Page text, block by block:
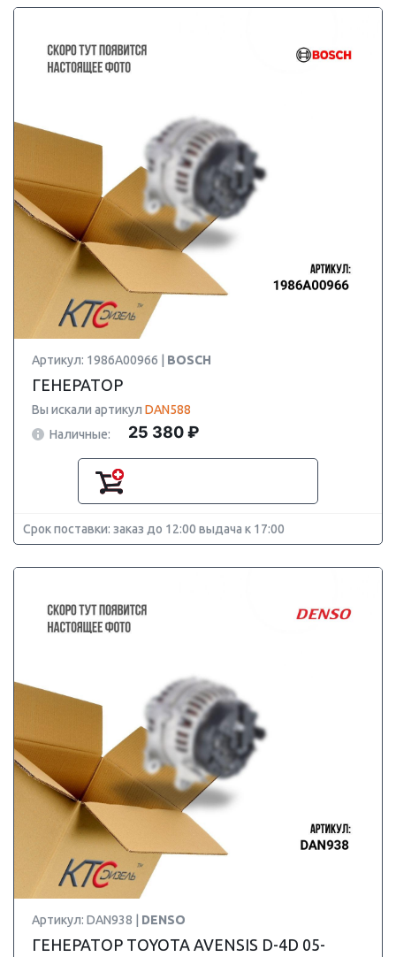
Артикул: 1986A00966 | BOSCH
ГЕНЕРАТОР
Вы искали артикул DAN588
Наличные:
25 380 ₽
Срок поставки: заказ до 12:00 выдача к 17:00
Артикул: DAN938 | DENSO
ГЕНЕРАТОР TOYOTA AVENSIS D-4D 05-